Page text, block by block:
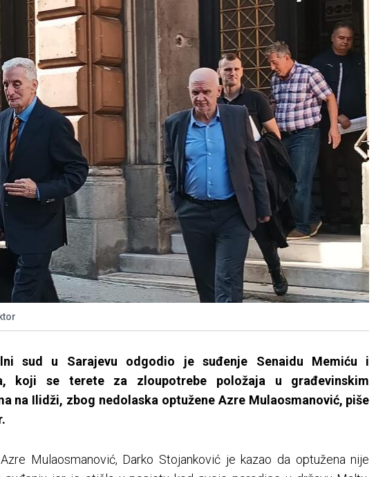
sud u Sarajevu odgodio je suđenje Senaidu Memiću i
koji se terete za zloupotrebe položaja u građevinskim
na Ilidži, zbog nedolaska optužene Azre Mulaosmanović, piše
Mulaosmanović, Darko Stojanković je kazao da optužena nije